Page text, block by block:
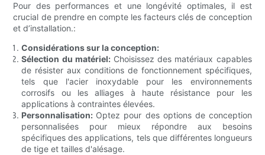
Pour des performances et une longévité optimales, il est
crucial de prendre en compte les facteurs clés de conception
et d’installation.:
Considérations sur la conception:
Sélection du matériel: Choisissez des matériaux capables
de résister aux conditions de fonctionnement spécifiques,
tels que l'acier inoxydable pour les environnements
corrosifs ou les alliages à haute résistance pour les
applications à contraintes élevées.
Personnalisation: Optez pour des options de conception
personnalisées pour mieux répondre aux besoins
spécifiques des applications, tels que différentes longueurs
de tige et tailles d'alésage.